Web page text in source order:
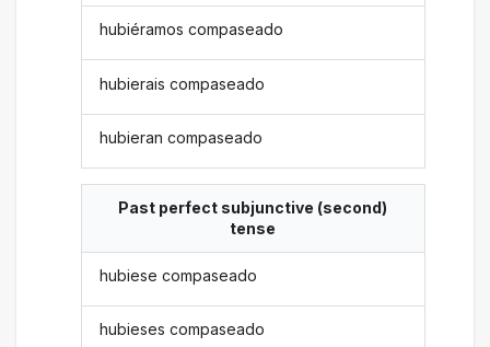
hubiéramos compaseado
hubierais compaseado
hubieran compaseado
Past perfect subjunctive (second)
tense
hubiese compaseado
hubieses compaseado